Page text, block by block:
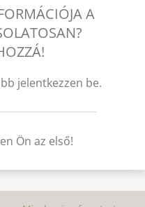
A
jelentkezzen be.
Ön az első!